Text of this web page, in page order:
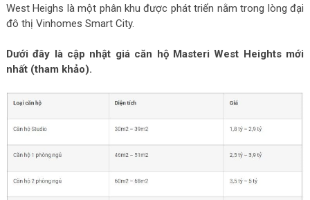
West Heighs là một phân khu được phát triển nằm trong lòng đại
đô thị Vinhomes Smart City.
Dưới đây là cập nhật giá căn hộ Masteri West Heights mới
nhất (tham khảo).